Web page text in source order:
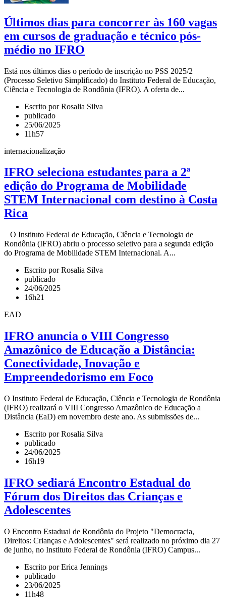
Últimos dias para concorrer às 160 vagas
em cursos de graduação e técnico pós-
médio no IFRO
Está nos últimos dias o período de inscrição no PSS 2025/2
(Processo Seletivo Simplificado) do Instituto Federal de Educação,
Ciência e Tecnologia de Rondônia (IFRO). A oferta de...
Escrito por Rosalia Silva
publicado
25/06/2025
11h57
internacionalização
IFRO seleciona estudantes para a 2ª
edição do Programa de Mobilidade
STEM Internacional com destino à Costa
Rica
O Instituto Federal de Educação, Ciência e Tecnologia de
Rondônia (IFRO) abriu o processo seletivo para a segunda edição
do Programa de Mobilidade STEM Internacional. A...
Escrito por Rosalia Silva
publicado
24/06/2025
16h21
EAD
IFRO anuncia o VIII Congresso
Amazônico de Educação a Distância:
Conectividade, Inovação e
Empreendedorismo em Foco
O Instituto Federal de Educação, Ciência e Tecnologia de Rondônia
(IFRO) realizará o VIII Congresso Amazônico de Educação a
Distância (EaD) em novembro deste ano. As submissões de...
Escrito por Rosalia Silva
publicado
24/06/2025
16h19
IFRO sediará Encontro Estadual do
Fórum dos Direitos das Crianças e
Adolescentes
O Encontro Estadual de Rondônia do Projeto "Democracia,
Direitos: Crianças e Adolescentes" será realizado no próximo dia 27
de junho, no Instituto Federal de Rondônia (IFRO) Campus...
Escrito por Erica Jennings
publicado
23/06/2025
11h48